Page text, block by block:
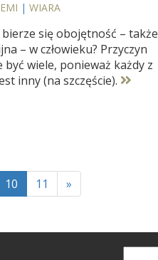
| WIARA
bierze się obojętność – także
– w człowieku? Przyczyn
być wiele, ponieważ każdy z
inny (na szczęście).
10 11 »